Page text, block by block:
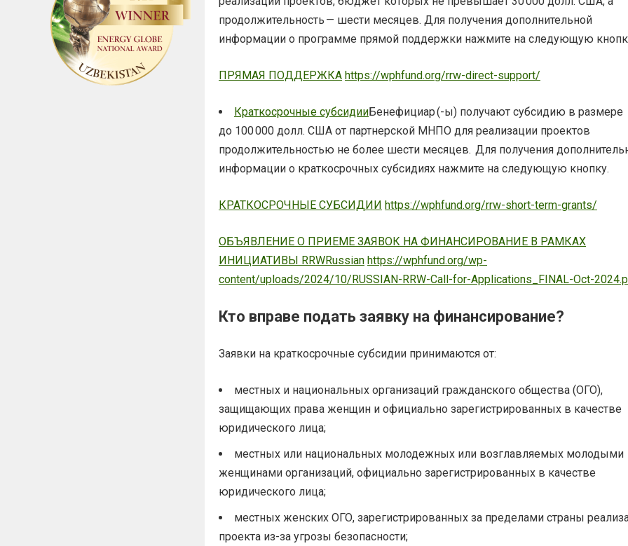
продолжительность — шести месяцев. Для получения дополнительной
информации о программе прямой поддержки нажмите на следующую
ПРЯМАЯ ПОДДЕРЖКА https://wphfund.org/rrw-direct-support/
Краткосрочные субсидииБенефициар (-ы) получают субсидию в размере
до 100 000 долл. США от партнерской МНПО для реализации проектов
продолжительностью не более шести месяцев. Для получения
информации о краткосрочных субсидиях нажмите на следующую кнопку.
КРАТКОСРОЧНЫЕ СУБСИДИИ https://wphfund.org/rrw-short-term-grants/
ОБЪЯВЛЕНИЕ О ПРИЕМЕ ЗАЯВОК НА ФИНАНСИРОВАНИЕ В РАМКАХ
ИНИЦИАТИВЫ RRWRussian https://wphfund.org/wp-
content/uploads/2024/10/RUSSIAN-RRW-Call-for-Applications_FINAL-Oct-
Кто вправе подать заявку на финансирование?
Заявки на краткосрочные субсидии принимаются от:
местных и национальных организаций гражданского общества (ОГО),
защищающих права женщин и официально зарегистрированных в качестве
юридического лица;
местных или национальных молодежных или возглавляемых молодыми
женщинами организаций, официально зарегистрированных в качестве
юридического лица;
местных женских ОГО, зарегистрированных за пределами страны
проекта из-за угрозы безопасности;